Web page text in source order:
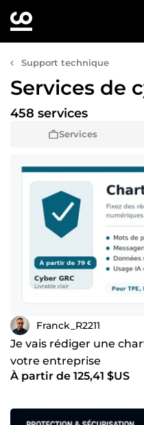
Support technique
Services de
Services
458 services
Franck_R2211
Je vais rédiger une
votre entreprise
À partir de 125,41 $US